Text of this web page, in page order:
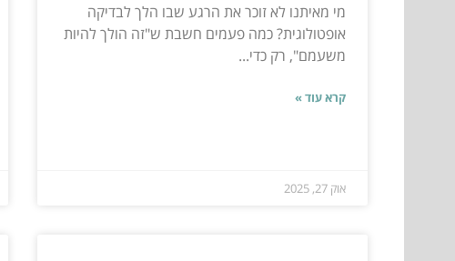
מי מאיתנו לא זוכר את הרגע שבו הלך לבדיקה
אופטולוגית? כמה פעמים חשבת ש"זה הולך להיות
משעמם", רק כדי...
קרא עוד »
אוק 27, 2025